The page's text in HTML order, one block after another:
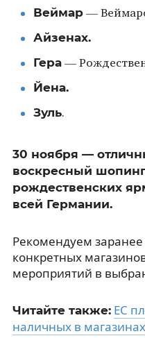
Веймар—
Айзенах.
Гера—
Йена.
Зуль.
30 ноября —
воскресный
рождественских
всей Германии.
Рекомендуем
конкретных
мероприятий в
Читайте также: ЕС
наличных в магазинах